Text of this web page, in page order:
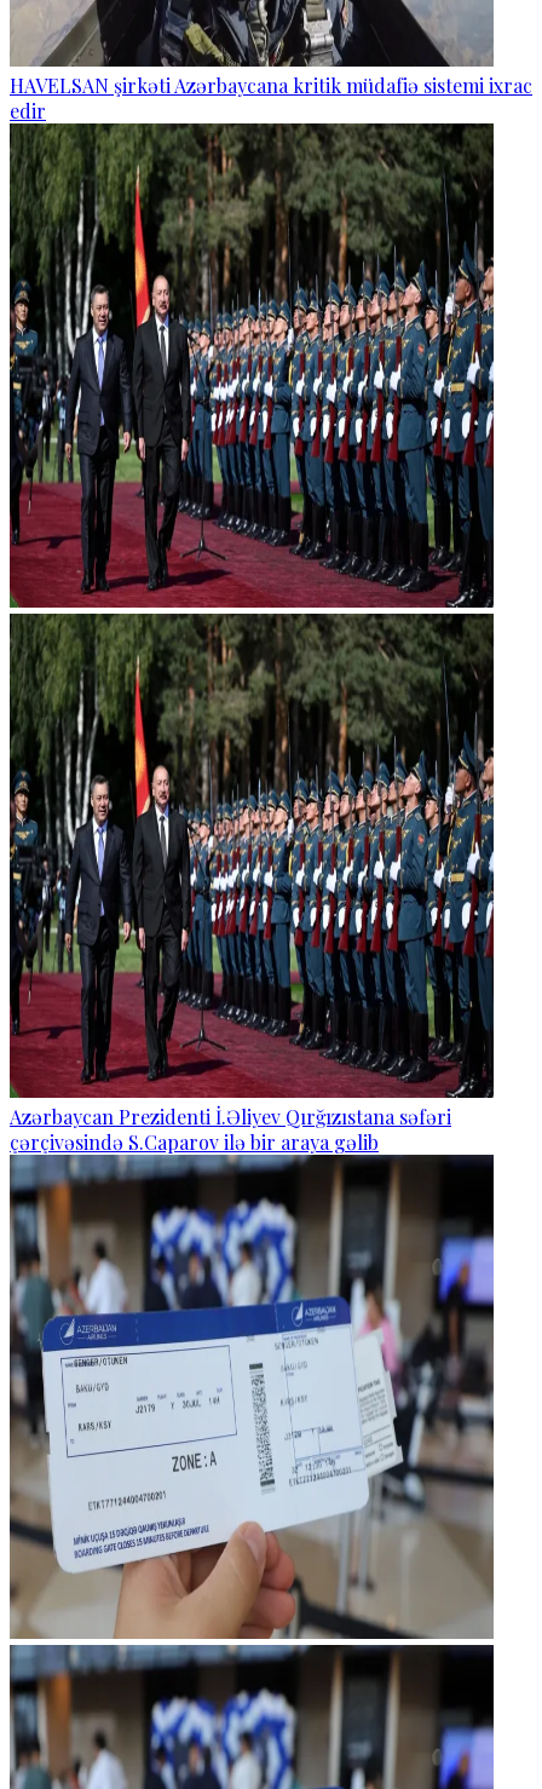
HAVELSAN şirkəti Azərbaycana kritik müdafiə sistemi ixrac
edir
Azərbaycan Prezidenti İ.Əliyev Qırğızıstana səfəri
çərçivəsində S.Caparov ilə bir araya gəlib